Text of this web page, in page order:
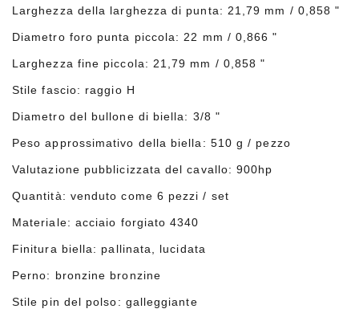
Larghezza della larghezza di punta: 21,79 mm / 0,858 "
Diametro foro punta piccola: 22 mm / 0,866 "
Larghezza fine piccola: 21,79 mm / 0,858 "
Stile fascio: raggio H
Diametro del bullone di biella: 3/8 "
Peso approssimativo della biella: 510 g / pezzo
Valutazione pubblicizzata del cavallo: 900hp
Quantità: venduto come 6 pezzi / set
Materiale: acciaio forgiato 4340
Finitura biella: pallinata, lucidata
Perno: bronzine bronzine
Stile pin del polso: galleggiante